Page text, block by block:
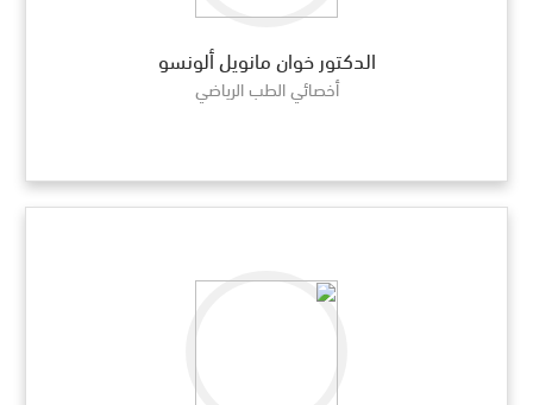
الدكتور خوان مانويل ألونسو
أخصائي الطب الرياضي